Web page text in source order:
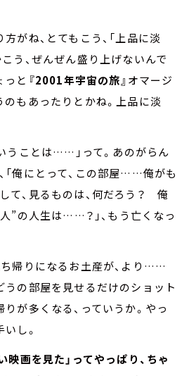
がね、とてもこう、「上品に淡
う、ぜんぜん盛り上げないんで
っと 『2001年宇宙の旅』 オマージ
のもあったりとかね。上品に淡
うことは……」って。あのがらん
「俺にとって、この部屋……俺がも
て、見るものは、何だろう？ 俺
”の人生は……？」、もう亡くなっ
ち帰りになるお土産が、より……
うの部屋を見せるだけのショット
が多くなる、っていうか。やっ
し。
映画を見た」ってやっぱり、ちゃ